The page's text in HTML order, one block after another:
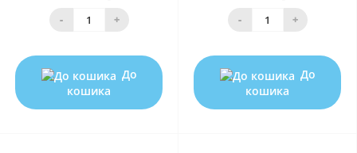
- +
До
кошика
- +
До
кошика